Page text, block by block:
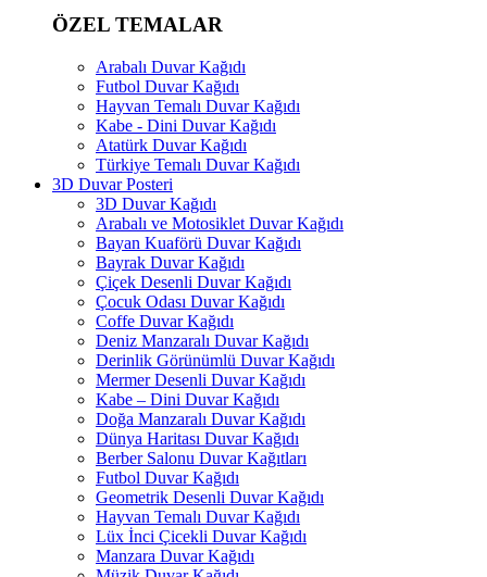
ÖZEL TEMALAR
Arabalı Duvar Kağıdı
Futbol Duvar Kağıdı
Hayvan Temalı Duvar Kağıdı
Kabe - Dini Duvar Kağıdı
Atatürk Duvar Kağıdı
Türkiye Temalı Duvar Kağıdı
3D Duvar Posteri
3D Duvar Kağıdı
Arabalı ve Motosiklet Duvar Kağıdı
Bayan Kuaförü Duvar Kağıdı
Bayrak Duvar Kağıdı
Çiçek Desenli Duvar Kağıdı
Çocuk Odası Duvar Kağıdı
Coffe Duvar Kağıdı
Deniz Manzaralı Duvar Kağıdı
Derinlik Görünümlü Duvar Kağıdı
Mermer Desenli Duvar Kağıdı
Kabe – Dini Duvar Kağıdı
Doğa Manzaralı Duvar Kağıdı
Dünya Haritası Duvar Kağıdı
Berber Salonu Duvar Kağıtları
Futbol Duvar Kağıdı
Geometrik Desenli Duvar Kağıdı
Hayvan Temalı Duvar Kağıdı
Lüx İnci Çicekli Duvar Kağıdı
Manzara Duvar Kağıdı